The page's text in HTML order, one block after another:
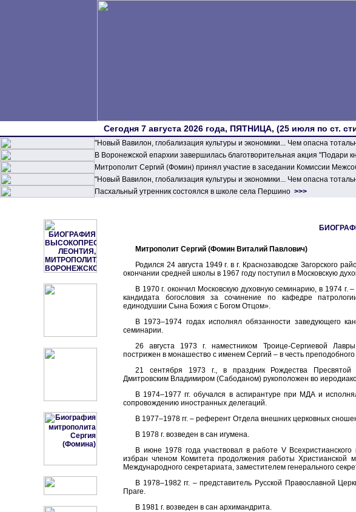
Сегодня 7 августа 2026 года, ПЯТНИЦА, (25 июля по ст.
"Новый Вавилон, глобализация культуры и экономики... Чем опасна
В Воронежской епархии завершилась благотворительная акция "Подари
Митрополит Сергий (Фомин) принял участие в заседании Комиссии
"Новый Вавилон, глобализация культуры и экономики... Чем опасна
Пасхальный утренник состоялся в школе села Першино >>>
Митрополит Сергий (Фомин Виталий Павлович)
Родился 24 августа 1949 г. в г. Краснозаводске Загорского
окончании средней школы в 1967 году поступил в Московскую
В 1970 г. окончил Московскую духовную семинарию, в 1974 г.
кандидата богословия за сочинение по кафедре
единодушии Сына Божия с Богом Отцом».
В 1973–1974 годах исполнял обязанности заведующего
семинарии.
26 августа 1973 г. наместником Троице-Сергиевой
пострижен в монашество с именем Сергий – в честь
21 сентября 1973 г., в праздник Рождества
Дмитровским Владимиром (Сабоданом) рукоположен во
В 1974–1977 гг. обучался в аспирантуре при МДА и
сопровождению иностранных делегаций.
В 1977–1978 гг. – референт Отдела внешних церковных
В 1978 г. возведен в сан игумена.
В июне 1978 года участвовал в работе V
избран членом Комитета продолжения работы
Международного секретариата, заместителем генерального
В 1978–1982 гг. – представитель Русской Православной
Праге.
В 1981 г. возведен в сан архимандрита.